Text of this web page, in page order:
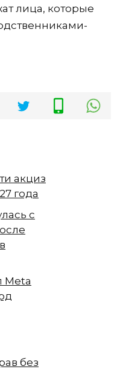
лица, которые
акциз
года
с
Meta
без